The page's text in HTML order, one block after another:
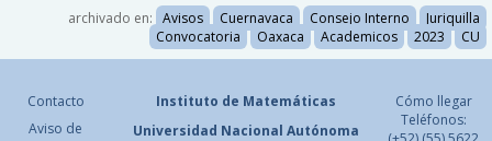
archivado en: Avisos Cuernavaca Consejo Interno
Juriquilla
Convocatoria
Oaxaca Academicos 2023 CU
Contacto
Aviso de
Instituto de Matemáticas
Universidad Nacional Autónoma
Cómo llegar
Teléfonos: